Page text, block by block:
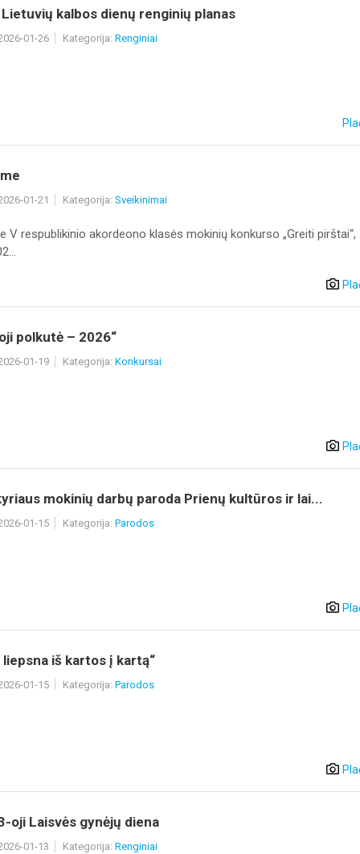
kalbos dienų renginių planas
01-26 Kategorija: Renginiai
01-21 Kategorija: Sveikinimai
V respublikinio akordeono klasės mokinių konkurso „Greiti pirštai“,
polkutė – 2026“
01-19 Kategorija: Konkursai
mokinių darbų paroda Prienų kultūros ir lai...
01-15 Kategorija: Parodos
liepsna iš kartos į kartą“
01-15 Kategorija: Parodos
oji Laisvės gynėjų diena
01-13 Kategorija: Renginiai